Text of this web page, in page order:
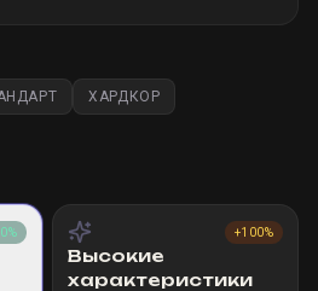
ХАРДКОР
+100%
Высокие
характеристики